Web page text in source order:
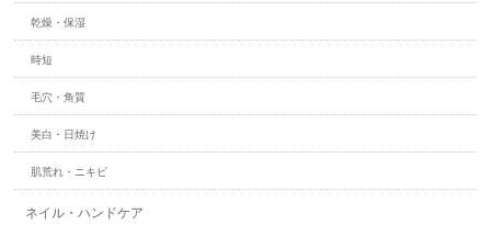
乾燥・保湿
時短
毛穴・角質
美白・日焼け
肌荒れ・ニキビ
ネイル・ハンドケア